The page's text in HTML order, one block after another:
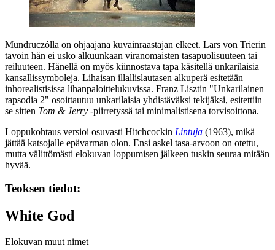
Mundruczólla on ohjaajana kuvainraastajan elkeet. Lars von Trierin
tavoin hän ei usko alkuunkaan viranomaisten tasapuolisuuteen tai
reiluuteen. Hänellä on myös kiinnostava tapa käsitellä unkarilaisia
kansallissymboleja. Lihaisan illallislautasen alkuperä esitetään
inhorealistisissa lihanpaloittelukuvissa. Franz Lisztin "Unkarilainen
rapsodia 2" osoittautuu unkarilaisia yhdistäväksi tekijäksi, esitettiin
se sitten Tom & Jerry ‑piirretyssä tai minimalistisena torvisoittona.
Loppukohtaus versioi osuvasti Hitchcockin Lintuja (1963), mikä
jättää katsojalle epävarman olon. Ensi askel tasa-arvoon on otettu,
mutta välittömästi elokuvan loppumisen jälkeen tuskin seuraa mitään
hyvää.
Teoksen tiedot:
White God
Elokuvan muut nimet